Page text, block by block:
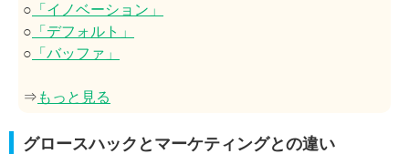
○ 「イノベーション」
○ 「デフォルト」
○ 「バッファ」
⇒ もっと見る
グロースハックとマーケティングとの違い